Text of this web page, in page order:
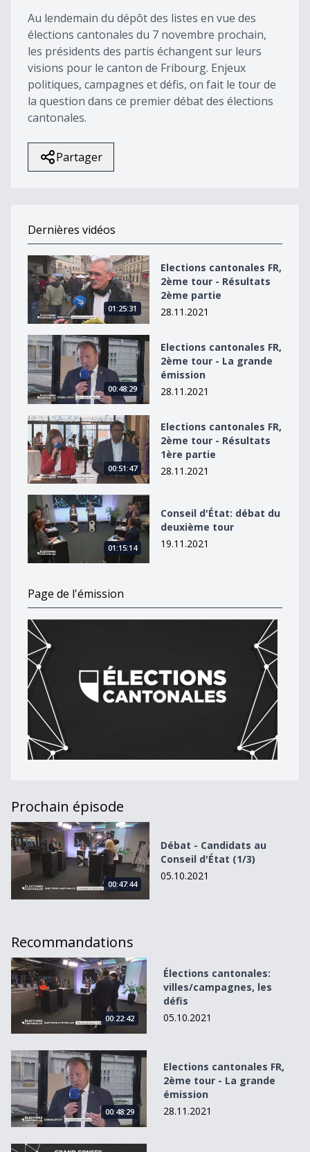
seconds
Au lendemain du dépôt des listes en vue des
élections cantonales du 7 novembre prochain,
les présidents des partis échangent sur leurs
visions pour le canton de Fribourg. Enjeux
politiques, campagnes et défis, on fait le tour de
la question dans ce premier débat des élections
cantonales.
Partager
Dernières vidéos
Elections cantonales FR, 2ème tour - Résultats 2ème
01:25:31
Elections cantonales FR,
2ème tour - Résultats
2ème partie
28.11.2021
Elections cantonales FR, 2ème tour - La grande
00:48:29
Elections cantonales FR,
2ème tour - La grande
émission
28.11.2021
Elections cantonales FR, 2ème tour - Résultats 1ère
00:51:47
Elections cantonales FR,
2ème tour - Résultats
1ère partie
28.11.2021
Conseil d&#039;État: débat du deuxième tour
01:15:14
Conseil d'État: débat du
deuxième tour
19.11.2021
Page de l'émission
Prochain épisode
Débat - Candidats au Conseil d&#039;État (1/3)
00:47:44
Débat - Candidats au
Conseil d'État (1/3)
05.10.2021
Recommandations
Élections cantonales: villes/campagnes, les défis
00:22:42
Élections cantonales:
villes/campagnes, les
défis
05.10.2021
Elections cantonales FR, 2ème tour - La grande émission
00:48:29
Elections cantonales FR,
2ème tour - La grande
émission
28.11.2021